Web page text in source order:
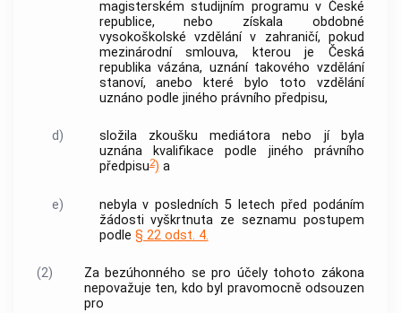
magisterském studijním programu v České
republice, nebo získala obdobné
vysokoškolské vzdělání v zahraničí, pokud
mezinárodní smlouva, kterou je Česká
republika vázána, uznání takového vzdělání
stanoví, anebo které bylo toto vzdělání
uznáno podle jiného právního předpisu,
d)
složila zkoušku mediátora nebo jí byla
uznána kvalifikace podle jiného právního
předpisu2) a
e)
nebyla v posledních 5 letech před podáním
žádosti vyškrtnuta zeseznamu postupem
podle § 22 odst. 4.
(2)
Za bezúhonného se pro účely tohoto zákona
nepovažuje ten, kdo byl pravomocně odsouzen
pro